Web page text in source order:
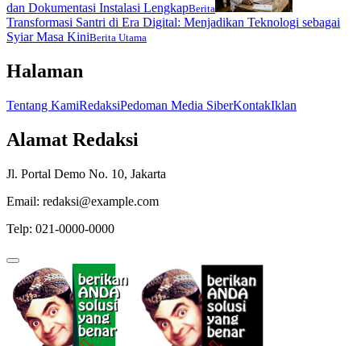
dan Dokumentasi Instalasi LengkapBerita
Transformasi Santri di Era Digital: Menjadikan Teknologi sebagai
Syiar Masa KiniBerita Utama
Halaman
Tentang KamiRedaksiPedoman Media SiberKontakIklan
Alamat Redaksi
Jl. Portal Demo No. 10, Jakarta
Email: redaksi@example.com
Telp: 021-0000-0000